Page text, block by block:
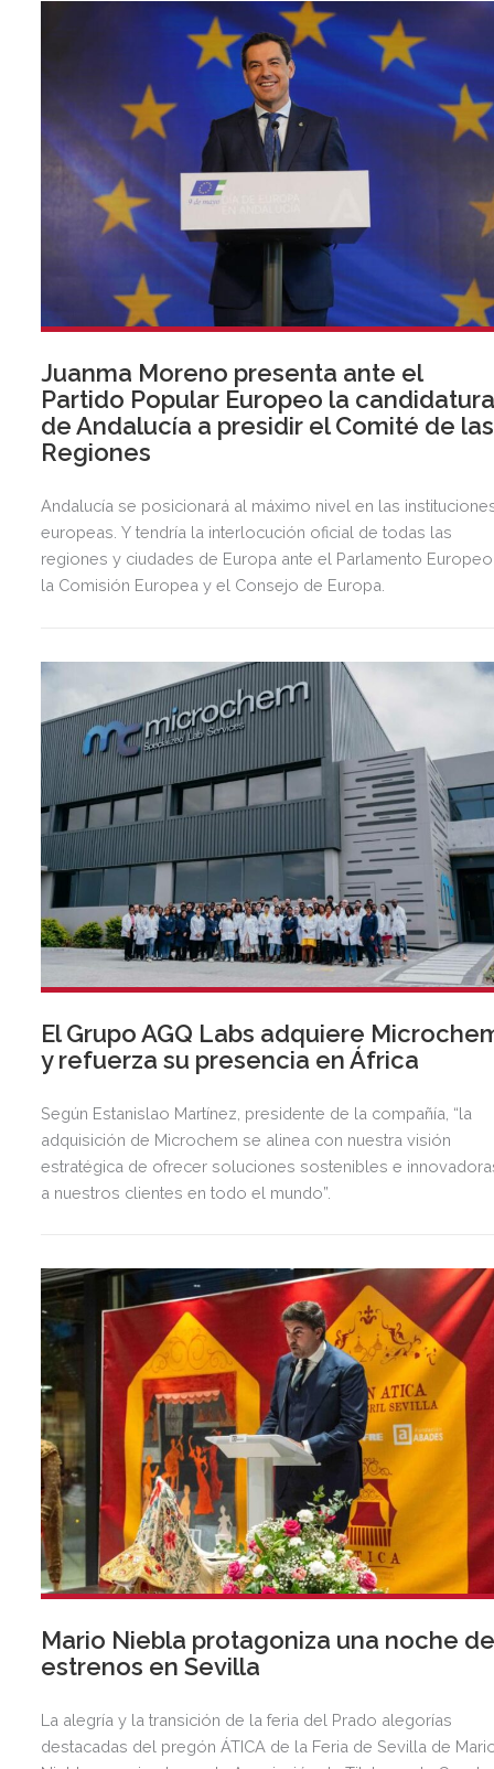
Juanma Moreno presenta ante el
Partido Popular Europeo la
de Andalucía a presidir el Comité de las
Regiones
Andalucía se posicionará al máximo nivel en las
europeas. Y tendría la interlocución oficial de todas las
regiones y ciudades de Europa ante el Parlamento
la Comisión Europea y el Consejo de Europa.
El Grupo AGQ Labs adquiere
y refuerza su presencia en África
Según Estanislao Martínez, presidente de la compañía, “la
adquisición de Microchem se alinea con nuestra visión
estratégica de ofrecer soluciones sostenibles e
a nuestros clientes en todo el mundo”.
Mario Niebla protagoniza una noche
estrenos en Sevilla
La alegría y la transición de la feria del Prado alegorías
destacadas del pregón ÁTICA de la Feria de Sevilla de